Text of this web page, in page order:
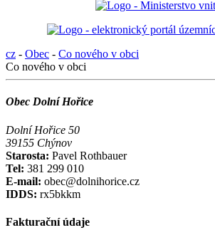
cz - Obec - Co nového v obci
Co nového v obci
Obec Dolní Hořice
Dolní Hořice 50
39155 Chýnov
Starosta: Pavel Rothbauer
Tel: 381 299 010
E-mail: obec@dolnihorice.cz
IDDS: rx5bkkm
Fakturační údaje